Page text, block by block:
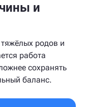
и
родов и
работа
сохранять
баланс.